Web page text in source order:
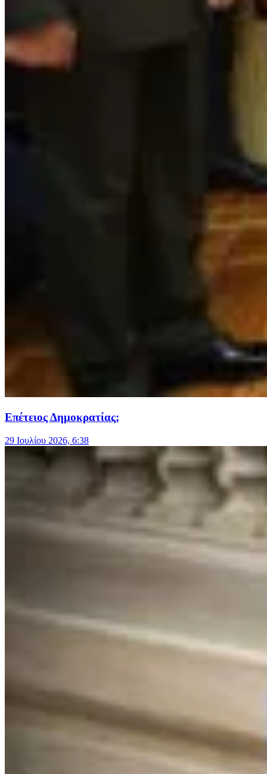
Επέτειος Δημοκρατίας;
29 Ιουλίου 2026, 6:38